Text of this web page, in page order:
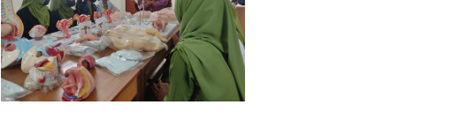
admission
in
Bangladesh:
What